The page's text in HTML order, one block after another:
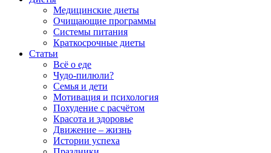
Медицинские диеты
Очищающие программы
Системы питания
Краткосрочные диеты
Статьи
Всё о еде
Чудо-пилюли?
Семья и дети
Мотивация и психология
Похудение с расчётом
Красота и здоровье
Движение – жизнь
Истории успеха